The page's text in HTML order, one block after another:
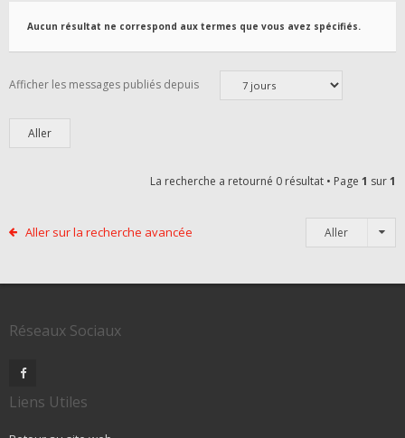
Aucun résultat ne correspond aux termes que vous avez spécifiés.
Afficher les messages publiés depuis
La recherche a retourné 0 résultat • Page 1 sur1
Aller sur la recherche avancée Aller
Réseaux Sociaux
Liens Utiles